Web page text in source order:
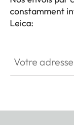
constamment
Leica: